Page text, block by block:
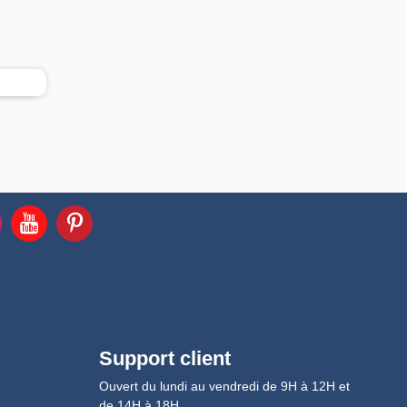
Support client
Ouvert du lundi au vendredi de 9H à 12H et